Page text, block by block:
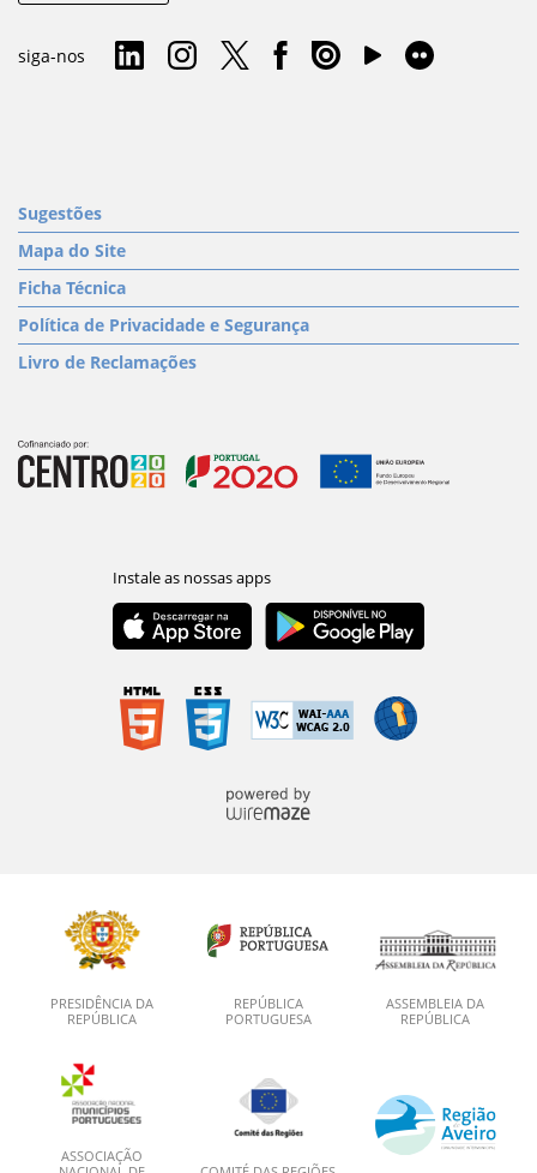
siga-nos
Sugestões
Mapa do Site
Ficha Técnica
Política de Privacidade e Segurança
Livro de Reclamações
PRESIDÊNCIA DA
REPÚBLICA
REPÚBLICA
PORTUGUESA
ASSEMBLEIA DA
REPÚBLICA
ASSOCIAÇÃO